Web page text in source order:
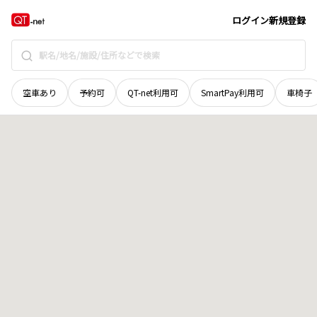
ログイン新規登録
空車あり 予約可 QT-net利用可 SmartPay利用可 車椅子
和歌山県